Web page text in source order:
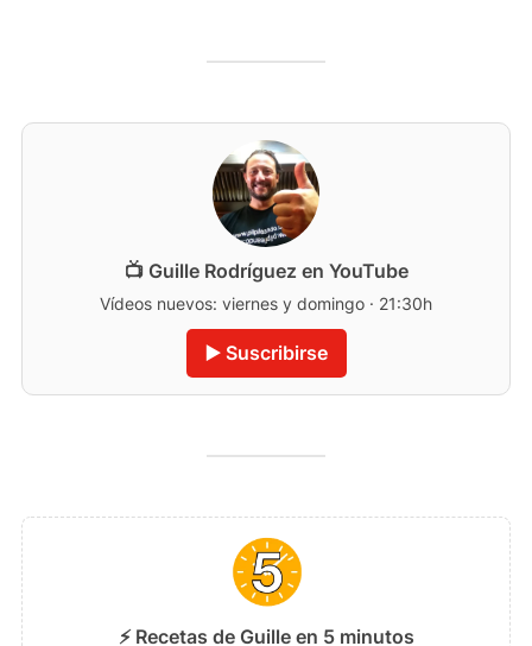
📺 Guille Rodríguez en YouTube
Vídeos nuevos: viernes y domingo · 21:30h
▶️ Suscribirse
⚡ Recetas de Guille en 5 minutos